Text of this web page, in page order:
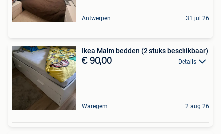
Antwerpen 31 jul 26
Ikea Malm bedden (2 stuks beschikbaar)
€ 90,00 Details
Waregem 2 aug 26